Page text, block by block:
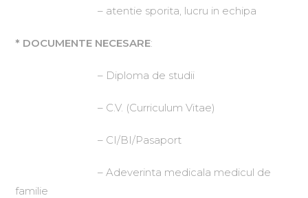
– atentie sporita, lucru in echipa
* DOCUMENTE NECESARE:
– Diploma de studii
– C.V. (Curriculum Vitae)
– CI/BI/Pasaport
– Adeverinta medicala medicul de
familie